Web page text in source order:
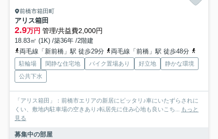
前橋市箱田町
アリス箱田
2.9万円 管理/共益費2,000円
18.83㎡ (1K) /築36年 /2階建
両毛線「新前橋」駅 徒歩29分
両毛線「前橋」駅 徒歩48分
駐輪場 閑静な住宅地 バイク置場あり 好立地
静かな環境
公共下水
「アリス箱田」：前橋市エリアの新居にピッタリ♪車にいたずらされに
くい、敷地内駐車場の空きあり♪転居先に住み心地も良いこち... もっと
見る
募集中の部屋